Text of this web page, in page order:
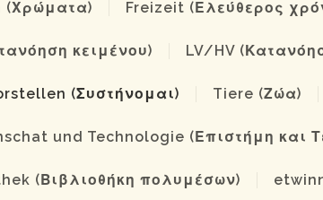
(Χρώματα) Freizeit (Ελεύθερος
κειμένου) LV/HV
(Συστήνομαι) Tiere (Ζώα)
und Technologie (Επιστήμη και
(Βιβλιοθήκη πολυμέσων)